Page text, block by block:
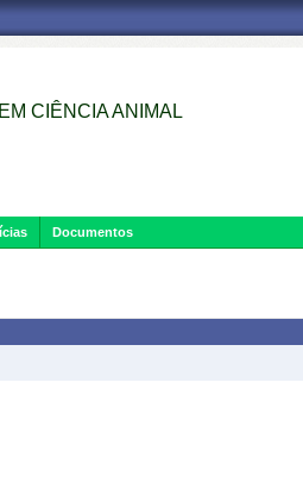
CIÊNCIA ANIMAL
Documentos